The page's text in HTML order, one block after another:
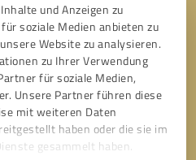
und Anzeigen zu
soziale Medien anbieten zu
Website zu analysieren.
zu Ihrer Verwendung
für soziale Medien,
Unsere Partner führen diese
mit weiteren Daten
haben oder die sie im
gesammelt haben.